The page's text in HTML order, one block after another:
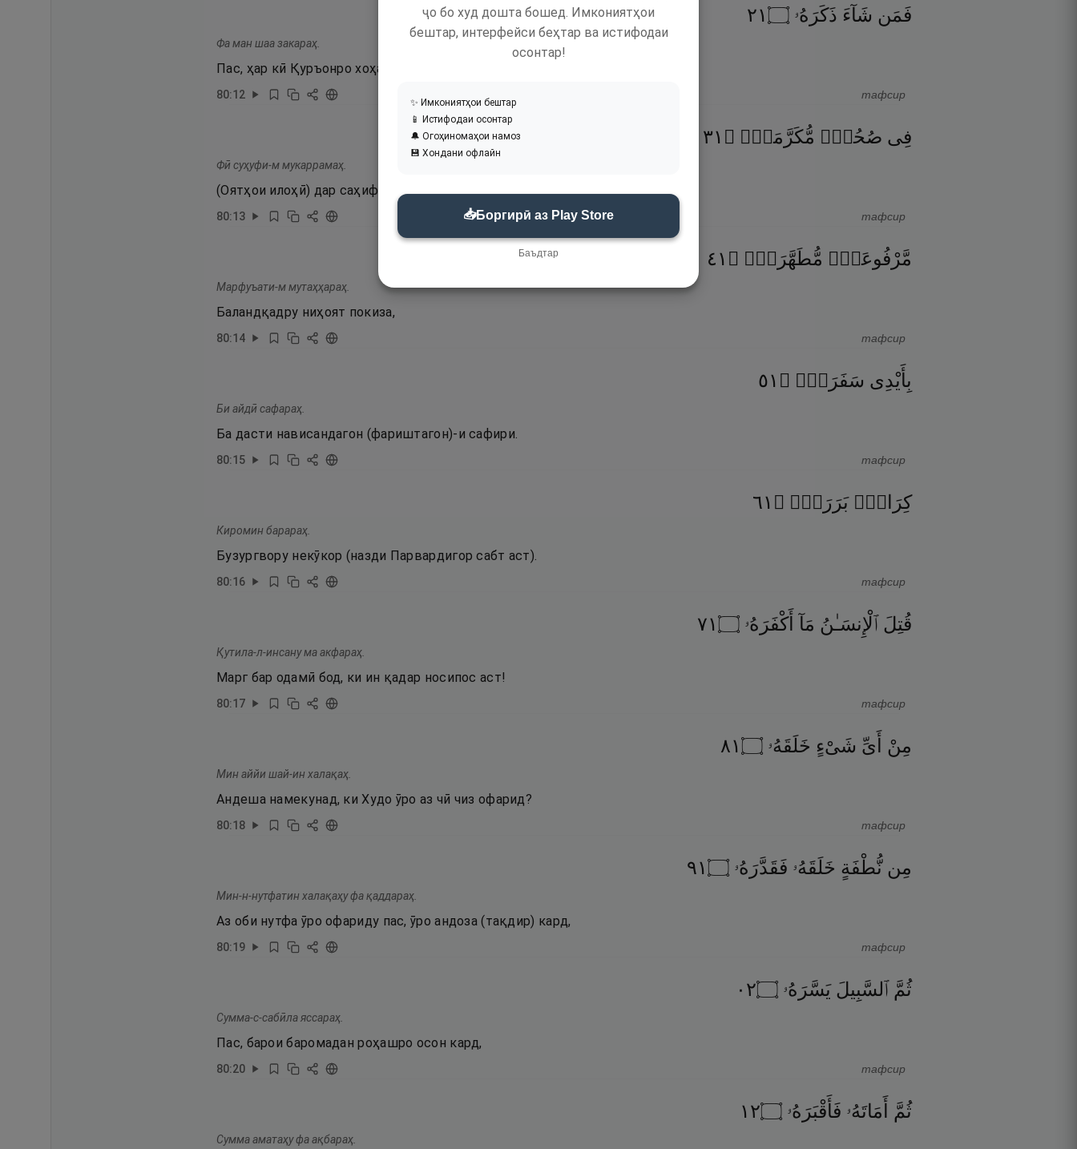
فَمَن شَآءَ ذَكَرَهُۥ ۝١٢
Фа ман шаа закараҳ.
Пас, ҳар кӣ Қуръонро хоҳад, аз он панд гирад.
80:12 тафсир
فِى صُحُفٍۢ مُّكَرَّمَةٍۢ ۝ ١٣
Фӣ суҳуфи-м мукаррамаҳ.
(Оятҳои илоҳӣ) дар саҳифаҳои гиромии.
80:13 тафсир
مَّرْفُوعَةٍۢ مُّطَهَّرَةٍۭ ۝ ١٤
Марфуъати-м мутаҳҳараҳ.
Баландқадру ниҳоят покиза,
80:14 тафсир
بِأَيْدِى سَفَرَةٍۢ ۝ ١٥
Би айдӣ сафараҳ.
Ба дасти нависандагон (фариштагон)-и сафири.
80:15 тафсир
كِرَامٍۭ بَرَرَةٍۢ ۝ ١٦
Киромин барараҳ.
Бузургвору некӯкор (назди Парвардигор сабт аст).
80:16 тафсир
قُتِلَ ٱلْإِنسَـٰنُ مَآ أَكْفَرَهُۥ ۝١٧
Қутила-л-инсану ма акфараҳ.
Марг бар одамӣ бод, ки ин қадар носипос аст!
80:17 тафсир
مِنْ أَىِّ شَىْءٍ خَلَقَهُۥ ۝١٨
Мин аййи шай-ин халақаҳ.
Андеша намекунад, ки Худо ӯро аз чӣ чиз офарид?
80:18 тафсир
مِن نُّطْفَةٍ خَلَقَهُۥ فَقَدَّرَهُۥ ۝١٩
Мин-н-нутфатин халақаҳу фа қаддараҳ.
Аз оби нутфа ӯро офариду пас, ӯро андоза (тақдир) кард,
80:19 тафсир
ثُمَّ ٱلسَّبِيلَ يَسَّرَهُۥ ۝٢٠
Сумма-с-сабӣла яссараҳ.
Пас, барои баромадан роҳашро осон кард,
80:20 тафсир
ثُمَّ أَمَاتَهُۥ فَأَقْبَرَهُۥ ۝٢١
Сумма аматаҳу фа ақбараҳ.
ҷо бо худ дошта бошед. Имкониятҳои
бештар, интерфейси беҳтар ва истифодаи
осонтар!
✨ Имкониятҳои бештар
📱 Истифодаи осонтар
🔔 Огоҳиномаҳои намоз
💾 Хондани офлайн
📥Боргирӣ аз Play Store
Баъдтар